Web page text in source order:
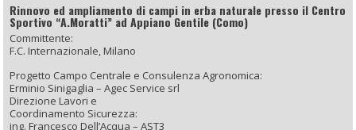
Rinnovo ed ampliamento di campi in erba naturale presso il Centro
Sportivo “A.Moratti” ad Appiano Gentile (Como)
Committente:
F.C. Internazionale, Milano
Progetto Campo Centrale e Consulenza Agronomica:
Erminio Sinigaglia – Agec Service srl
Direzione Lavori e
Coordinamento Sicurezza:
ing. Francesco Dell’Acqua – AST3